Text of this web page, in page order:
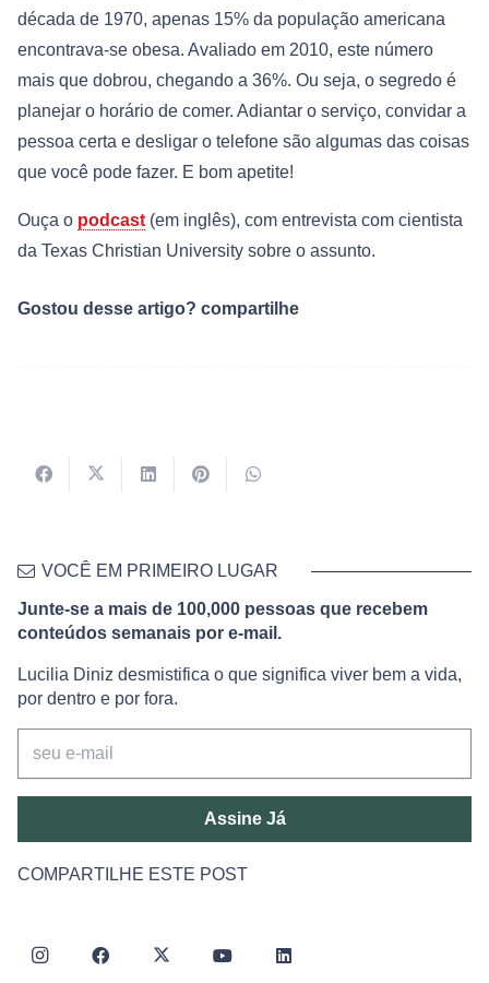
década de 1970, apenas 15% da população americana
encontrava-se obesa. Avaliado em 2010, este número
mais que dobrou, chegando a 36%. Ou seja, o segredo é
planejar o horário de comer. Adiantar o serviço, convidar a
pessoa certa e desligar o telefone são algumas das coisas
que você pode fazer. E bom apetite!
Ouça o podcast (em inglês), com entrevista com cientista
da Texas Christian University sobre o assunto.
Gostou desse artigo? compartilhe
VOCÊ EM PRIMEIRO LUGAR
Junte-se a mais de 100,000 pessoas que recebem
conteúdos semanais por e-mail.
Lucilia Diniz desmistifica o que significa viver bem a vida,
por dentro e por fora.
Assine Já
COMPARTILHE ESTE POST